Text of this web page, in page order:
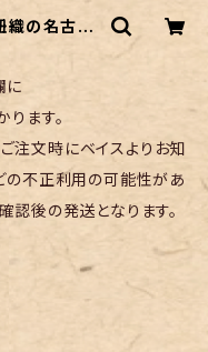
織の名古屋
に
ます。
注文時にベイスよりお知
の不正利用の可能性があ
後の発送となります。